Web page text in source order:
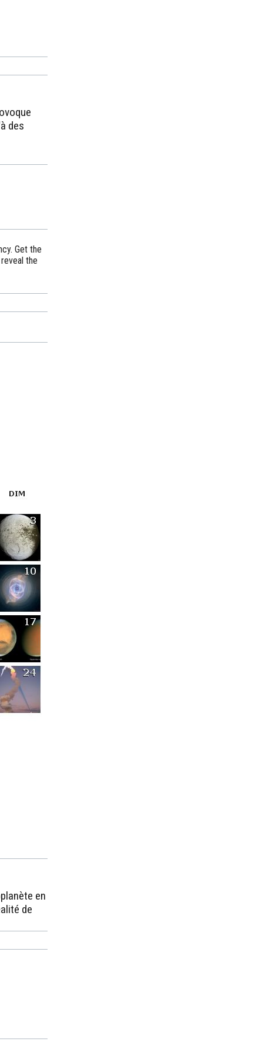
des
Get the
the
en
de